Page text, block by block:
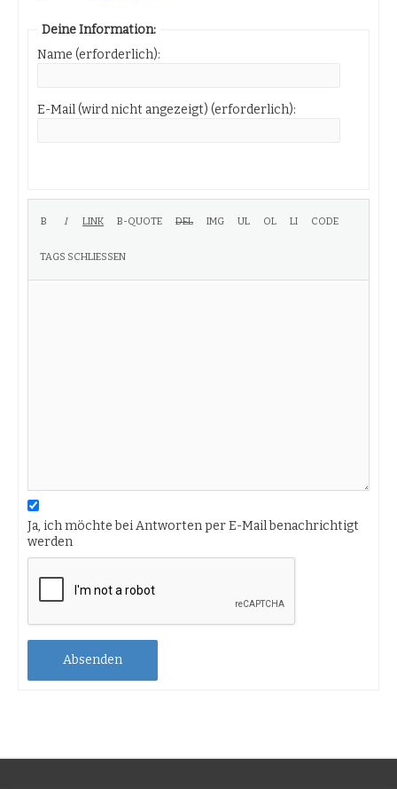
Deine Information:
Name (erforderlich):
E-Mail (wird nicht angezeigt) (erforderlich):
Ja, ich möchte bei Antworten per E-Mail benachrichtigt
werden
Absenden